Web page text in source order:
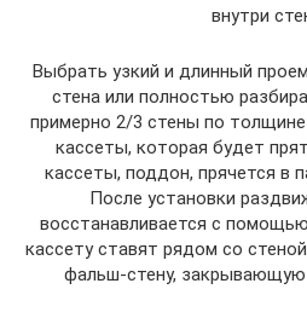
внутри
Выбрать узкий и длинный
стена или полностью
примерно 2/3 стены по
кассеты, которая будет
кассеты, поддон, прячется в
После установки
восстанавливается с
кассету ставят рядом со
фальш-стену, закрывающую